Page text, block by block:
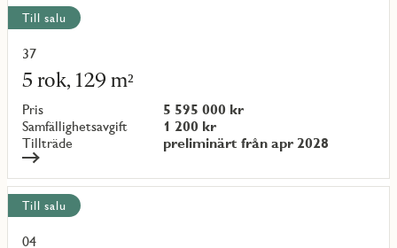
Till salu
37
5 rok, 129 m²
Pris
5 595 000 kr
Samfällighetsavgift
1 200 kr
Tillträde
preliminärt från apr 2028
Läs
mer
om
objekt
{objectNumber}
Till salu
04
Läs